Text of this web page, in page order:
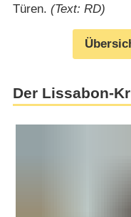
Türen. (Text: RD)
Der Lissabon-